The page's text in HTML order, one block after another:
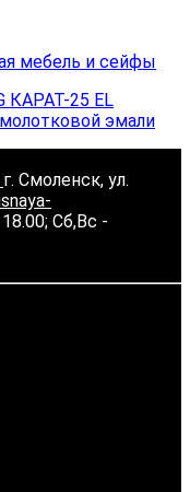
мебель и сейфы
КАРАТ-25 EL
эмали
г. Смоленск, ул.
Сб,Вс -